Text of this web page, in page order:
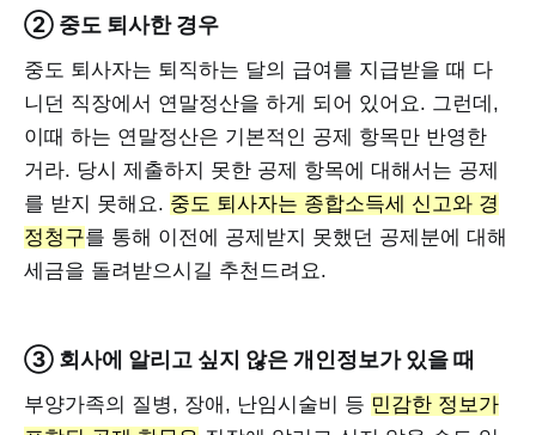
② 중도 퇴사한 경우
중도 퇴사자는 퇴직하는 달의 급여를 지급받을 때 다
니던 직장에서 연말정산을 하게 되어 있어요. 그런데,
이때 하는 연말정산은 기본적인 공제 항목만 반영한
거라. 당시 제출하지 못한 공제 항목에 대해서는 공제
를 받지 못해요. 중도 퇴사자는 종합소득세 신고와 경
정청구를 통해 이전에 공제받지 못했던 공제분에 대해
세금을 돌려받으시길 추천드려요.
③ 회사에 알리고 싶지 않은 개인정보가 있을 때
부양가족의 질병, 장애, 난임시술비 등 민감한 정보가